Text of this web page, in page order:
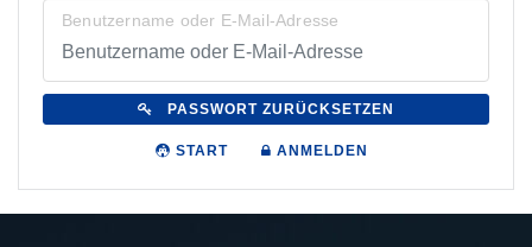
Benutzername oder E-Mail-Adresse
PASSWORT ZURÜCKSETZEN
START ANMELDEN